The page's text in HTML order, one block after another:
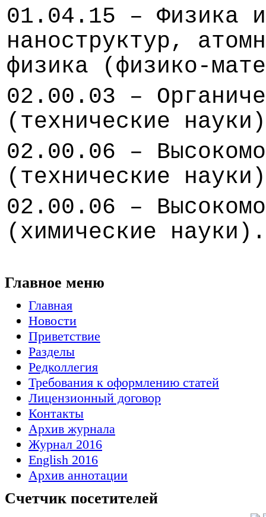
01.04.15 – Физика и
наноструктур,
физика (физико-
02.00.03 –
(технические
02.00.06 –
(технические
02.00.06 –
(химические науки).
Главное меню
Главная
Новости
Приветствие
Разделы
Редколлегия
Требования к оформлению статей
Лицензионный договор
Контакты
Архив журнала
Журнал 2016
English 2016
Архив аннотации
Счетчик посетителей